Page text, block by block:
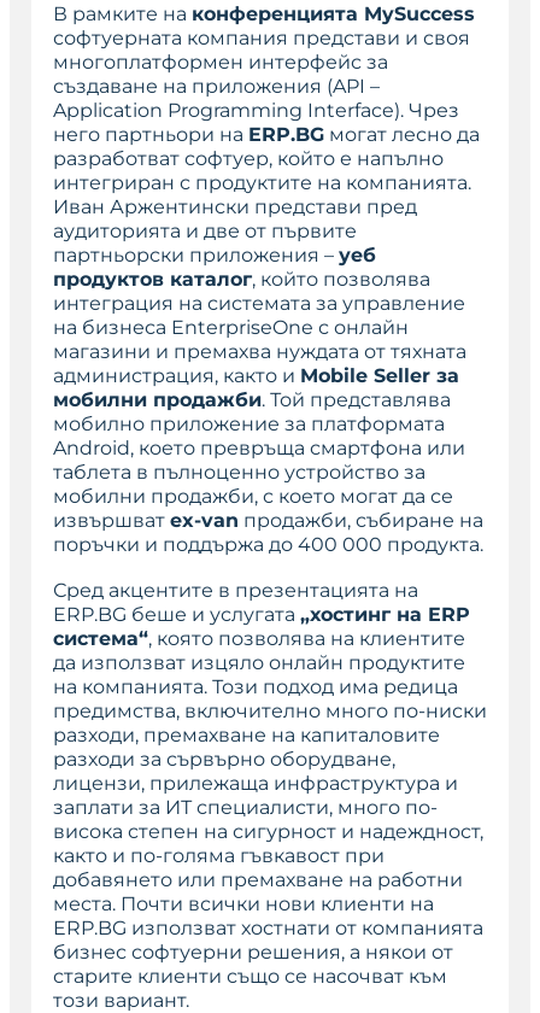
В рамките на конференцията MySuccess
софтуерната компания представи и своя
многоплатформен интерфейс за
създаване на приложения (API –
Application Programming Interface). Чрез
него партньори на ERP.BG могат лесно да
разработват софтуер, който е напълно
интегриран с продуктите на компанията.
Иван Аржентински представи пред
аудиторията и две от първите
партньорски приложения – уеб
продуктов каталог, който позволява
интеграция на системата за управление
на бизнеса EnterpriseOne с онлайн
магазини и премахва нуждата от тяхната
администрация, както и Mobile Seller за
мобилни продажби. Той представлява
мобилно приложение за платформата
Android, което превръща смартфона или
таблета в пълноценно устройство за
мобилни продажби, с което могат да се
извършват ex-van продажби, събиране на
поръчки и поддържа до 400 000 продукта.
Сред акцентите в презентацията на
ERP.BG беше и услугата „хостинг на ERP
система“, която позволява на клиентите
да използват изцяло онлайн продуктите
на компанията. Този подход има редица
предимства, включително много по-ниски
разходи, премахване на капиталовите
разходи за сървърно оборудване,
лицензи, прилежаща инфраструктура и
заплати за ИТ специалисти, много по-
висока степен на сигурност и надеждност,
както и по-голяма гъвкавост при
добавянето или премахване на работни
места. Почти всички нови клиенти на
ERP.BG използват хостнати от компанията
бизнес софтуерни решения, а някои от
старите клиенти също се насочват към
този вариант.